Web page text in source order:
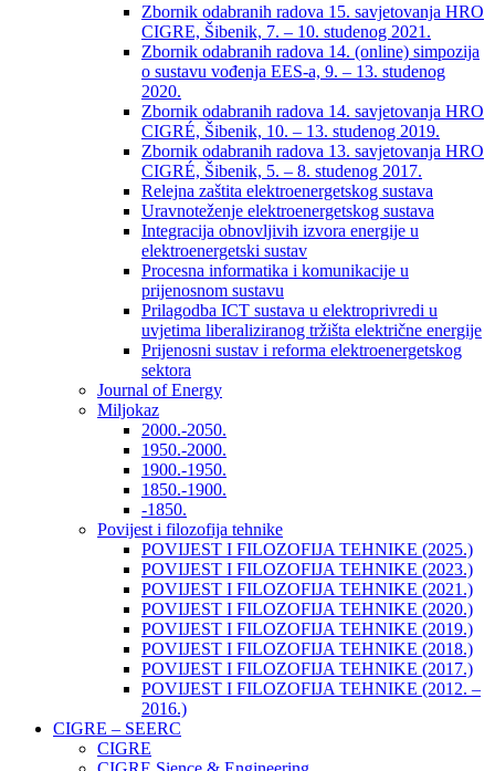
Zbornik odabranih radova 15. savjetovanja HRO
CIGRE, Šibenik, 7. – 10. studenog 2021.
Zbornik odabranih radova 14. (online) simpozija
o sustavu vođenja EES-a, 9. – 13. studenog
2020.
Zbornik odabranih radova 14. savjetovanja HRO
CIGRÉ, Šibenik, 10. – 13. studenog 2019.
Zbornik odabranih radova 13. savjetovanja HRO
CIGRÉ, Šibenik, 5. – 8. studenog 2017.
Relejna zaštita elektroenergetskog sustava
Uravnoteženje elektroenergetskog sustava
Integracija obnovljivih izvora energije u
elektroenergetski sustav
Procesna informatika i komunikacije u
prijenosnom sustavu
Prilagodba ICT sustava u elektroprivredi u
uvjetima liberaliziranog tržišta električne energije
Prijenosni sustav i reforma elektroenergetskog
sektora
Journal of Energy
Miljokaz
2000.-2050.
1950.-2000.
1900.-1950.
1850.-1900.
-1850.
Povijest i filozofija tehnike
POVIJEST I FILOZOFIJA TEHNIKE (2025.)
POVIJEST I FILOZOFIJA TEHNIKE (2023.)
POVIJEST I FILOZOFIJA TEHNIKE (2021.)
POVIJEST I FILOZOFIJA TEHNIKE (2020.)
POVIJEST I FILOZOFIJA TEHNIKE (2019.)
POVIJEST I FILOZOFIJA TEHNIKE (2018.)
POVIJEST I FILOZOFIJA TEHNIKE (2017.)
POVIJEST I FILOZOFIJA TEHNIKE (2012. –
2016.)
CIGRE – SEERC
CIGRE